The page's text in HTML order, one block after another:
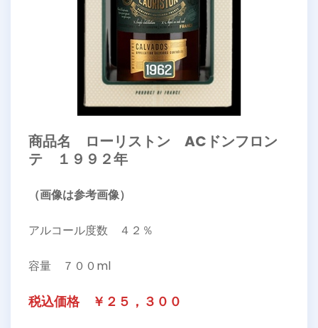
商品名 ローリストン ACドンフロン
テ １９９２年
（画像は参考画像）
アルコール度数 ４２％
容量 ７００ml
税込価格 ￥２５，３００